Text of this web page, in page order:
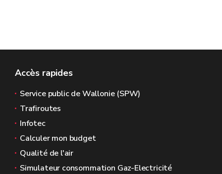
Accès rapides
Service public de Wallonie (SPW)
Trafiroutes
Infotec
Calculer mon budget
Qualité de l'air
Simulateur consommation Gaz-Electricité